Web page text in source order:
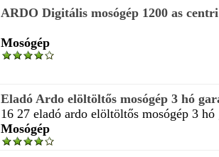
ARDO Digitális mosógép 1200 as
Mosógép
Eladó Ardo elöltöltős mosógép 3 hó
16 27 eladó ardo elöltöltős mosógép 3
Mosógép